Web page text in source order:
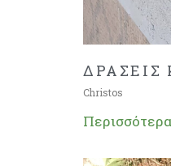
Christos